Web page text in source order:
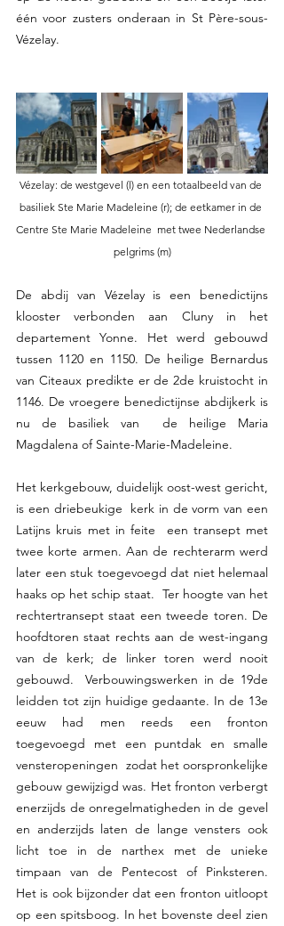
één voor zusters onderaan in St Père-sous-
Vézelay.
Vézelay: de westgevel (l) en een totaalbeeld van de
basiliek Ste Marie Madeleine (r); de eetkamer in de
Centre Ste Marie Madeleine  met twee Nederlandse
pelgrims (m)
De abdij van Vézelay is een benedictijns
klooster verbonden aan Cluny in het
departement Yonne. Het werd gebouwd
tussen 1120 en 1150. De heilige Bernardus
van Citeaux predikte er de 2de kruistocht in
1146. De vroegere benedictijnse abdijkerk is
nu de basiliek van  de heilige Maria
Magdalena of Sainte-Marie-Madeleine.
Het kerkgebouw, duidelijk oost-west gericht,
is een driebeukige  kerk in de vorm van een
Latijns kruis met in feite  een transept met
twee korte armen. Aan de rechterarm werd
later een stuk toegevoegd dat niet helemaal
haaks op het schip staat.  Ter hoogte van het
rechtertransept staat een tweede toren. De
hoofdtoren staat rechts aan de west-ingang
van de kerk; de linker toren werd nooit
gebouwd.  Verbouwingswerken in de 19de
leidden tot zijn huidige gedaante. In de 13e
eeuw had men reeds een fronton
toegevoegd met een puntdak en smalle
vensteropeningen  zodat het oorspronkelijke
gebouw gewijzigd was. Het fronton verbergt
enerzijds de onregelmatigheden in de gevel
en anderzijds laten de lange vensters ook
licht toe in de narthex met de unieke
timpaan van de Pentecost of Pinksteren.
Het is ook bijzonder dat een fronton uitloopt
op een spitsboog. In het bovenste deel zien